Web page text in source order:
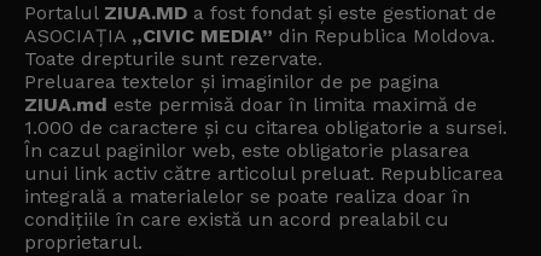
Portalul ZIUA.MD a fost fondat și este gestionat de
ASOCIAȚIA „CIVIC MEDIA” din Republica Moldova.
Toate drepturile sunt rezervate.
Preluarea textelor și imaginilor de pe pagina
ZIUA.md este permisă doar în limita maximă de
1.000 de caractere și cu citarea obligatorie a sursei.
În cazul paginilor web, este obligatorie plasarea
unui link activ către articolul preluat. Republicarea
integrală a materialelor se poate realiza doar în
condițiile în care există un acord prealabil cu
proprietarul.